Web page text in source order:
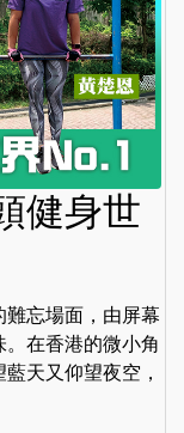
健身世
難忘場面，由屏幕
在香港的微小角
天又仰望夜空，